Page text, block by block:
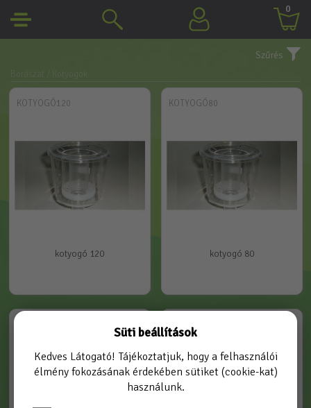
0
Szűrés
KOTYOGÓ120
kotyogó 120
KOTYOGÓ80
kotyogó 80
13050
Süti beállítások
Kedves Látogató! Tájékoztatjuk, hogy a felhasználói
élmény fokozásának érdekében sütiket (cookie-kat)
használunk.